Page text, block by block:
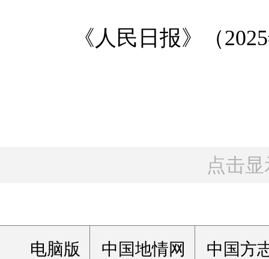
《人民日报》（2025
点击
电脑版 中国地情网 中国方